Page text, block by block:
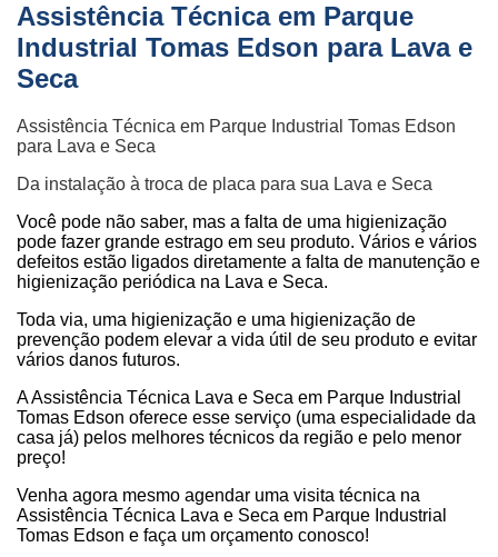
Assistência Técnica em Parque
Industrial Tomas Edson para Lava e
Seca
Assistência Técnica em Parque Industrial Tomas Edson
para Lava e Seca
Da instalação à troca de placa para sua Lava e Seca
Você pode não saber, mas a falta de uma higienização
pode fazer grande estrago em seu produto. Vários e vários
defeitos estão ligados diretamente a falta de manutenção e
higienização periódica na Lava e Seca.
Toda via, uma higienização e uma higienização de
prevenção podem elevar a vida útil de seu produto e evitar
vários danos futuros.
A Assistência Técnica Lava e Seca em Parque Industrial
Tomas Edson oferece esse serviço (uma especialidade da
casa já) pelos melhores técnicos da região e pelo menor
preço!
Venha agora mesmo agendar uma visita técnica na
Assistência Técnica Lava e Seca em Parque Industrial
Tomas Edson e faça um orçamento conosco!